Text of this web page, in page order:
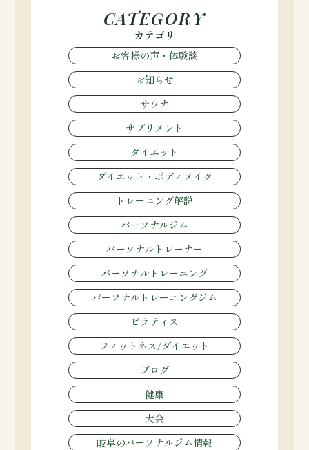
CATEGORY
カテゴリ
お客様の声・体験談
お知らせ
サウナ
サプリメント
ダイエット
ダイエット・ボディメイク
トレーニング解説
パーソナルジム
パーソナルトレーナー
パーソナルトレーニング
パーソナルトレーニングジム
ピラティス
フィットネス/ダイエット
ブログ
健康
大会
岐阜のパーソナルジム情報